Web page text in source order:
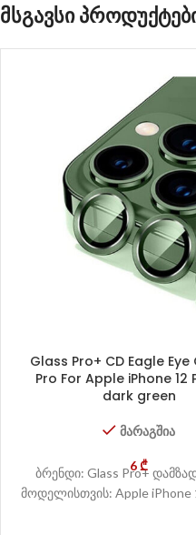
მსგავსი
Glass Pro+ CD Eagle
Pro For Apple iPhone 12
dark green
მარაგშია
6₾
ბრენდი: Glass Pro+
მოდელისთვის: Apple iPhone